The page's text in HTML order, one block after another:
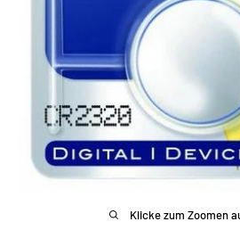
Klicke zum Zoomen